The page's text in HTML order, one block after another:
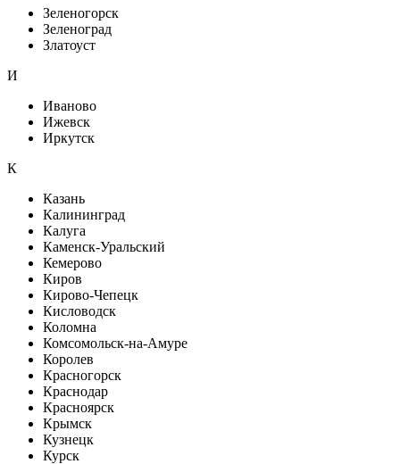
Зеленогорск
Зеленоград
Златоуст
И
Иваново
Ижевск
Иркутск
К
Казань
Калининград
Калуга
Каменск-Уральский
Кемерово
Киров
Кирово-Чепецк
Кисловодск
Коломна
Комсомольск-на-Амуре
Королев
Красногорск
Краснодар
Красноярск
Крымск
Кузнецк
Курск